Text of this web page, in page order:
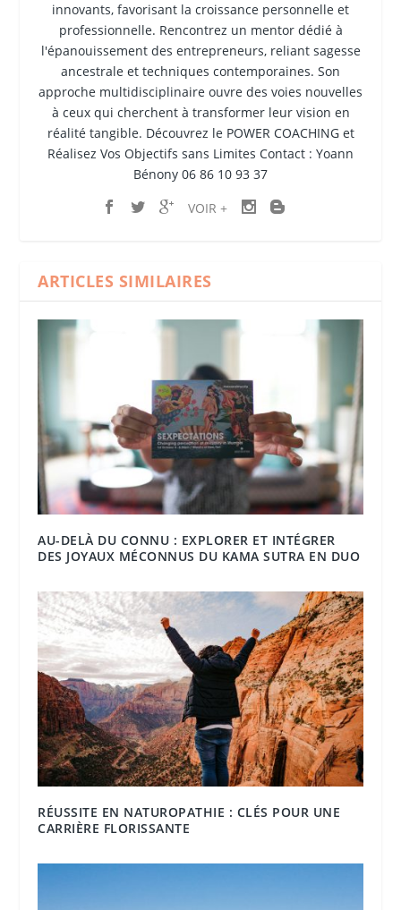
innovants, favorisant la croissance personnelle et
professionnelle. Rencontrez un mentor dédié à
l'épanouissement des entrepreneurs, reliant sagesse
ancestrale et techniques contemporaines. Son
approche multidisciplinaire ouvre des voies nouvelles
à ceux qui cherchent à transformer leur vision en
réalité tangible. Découvrez le POWER COACHING et
Réalisez Vos Objectifs sans Limites Contact : Yoann
Bénony 06 86 10 93 37
VOIR +
ARTICLES SIMILAIRES
AU-DELÀ DU CONNU : EXPLORER ET INTÉGRER
DES JOYAUX MÉCONNUS DU KAMA SUTRA EN DUO
RÉUSSITE EN NATUROPATHIE : CLÉS POUR UNE
CARRIÈRE FLORISSANTE